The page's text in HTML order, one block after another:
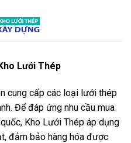
Lưới Thép
cung cấp các loại lưới thép
Để đáp ứng nhu cầu mua
Kho Lưới Thép áp dụng
đảm bảo hàng hóa được